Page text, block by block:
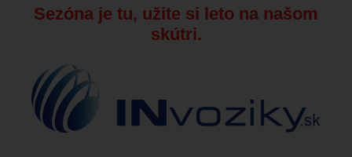
Sezóna je tu, užite si leto na našom
skútri.